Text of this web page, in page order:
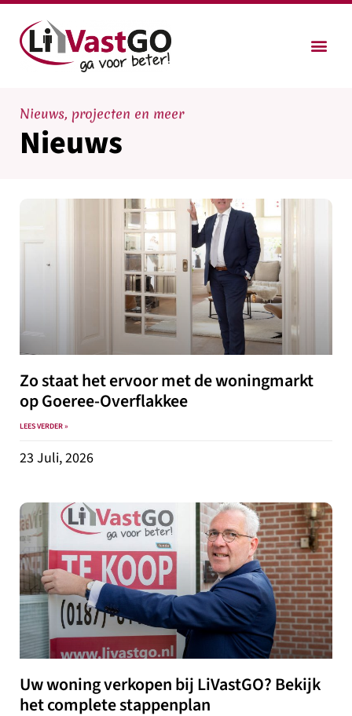
Nieuws, projecten en meer
Nieuws
Zo staat het ervoor met de woningmarkt
op Goeree-Overflakkee
LEES VERDER »
23 Juli, 2026
Uw woning verkopen bij LiVastGO? Bekijk
het complete stappenplan